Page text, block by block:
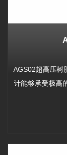
AGS02超高压树
计能够承受极高